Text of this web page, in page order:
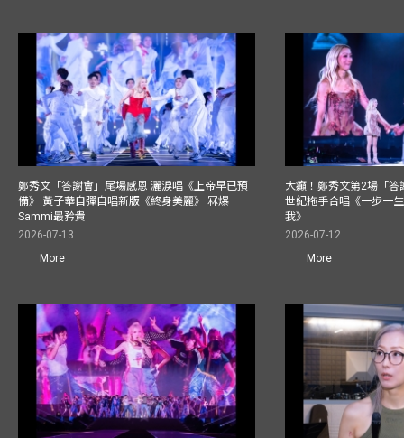
鄭秀文「答謝會」尾場感恩 灑淚唱《上帝早已預
備》 黃子華自彈自唱新版《終身美麗》 冧爆
Sammi最矜貴
2026-07-13
More
大癲！鄭秀文第2場「
世紀拖手合唱《一步一
我》
2026-07-12
More